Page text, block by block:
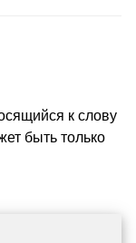
к слову
быть только